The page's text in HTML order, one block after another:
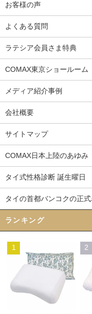
お客様の声
よくある質問
ラテシア会員さま特典
COMAX東京ショールーム
メディア紹介事例
会社概要
サイトマップ
COMAX日本上陸のあゆみ
タイ式性格診断 誕生曜日
タイの首都バンコクの正
ランキング
1 2